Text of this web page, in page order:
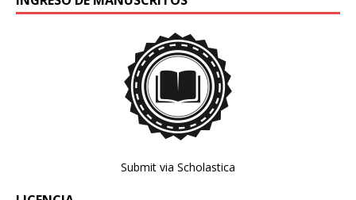
Submit via Scholastica